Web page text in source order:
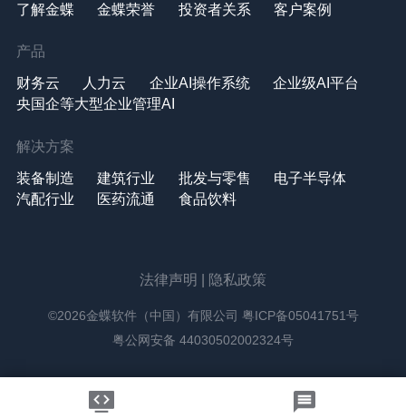
了解金蝶 金蝶荣誉 投资者关系 客户案例
产品
财务云 人力云 企业AI操作系统
企业级AI平台
央国企等大型企业管理AI
解决方案
装备制造 建筑行业 批发与零售
电子半导体
汽配行业
医药流通 食品饮料
法律声明 隐私政策
©2026金蝶软件（中国）有限公司 粤ICP备05041751号
粤公网安备 44030502002324号